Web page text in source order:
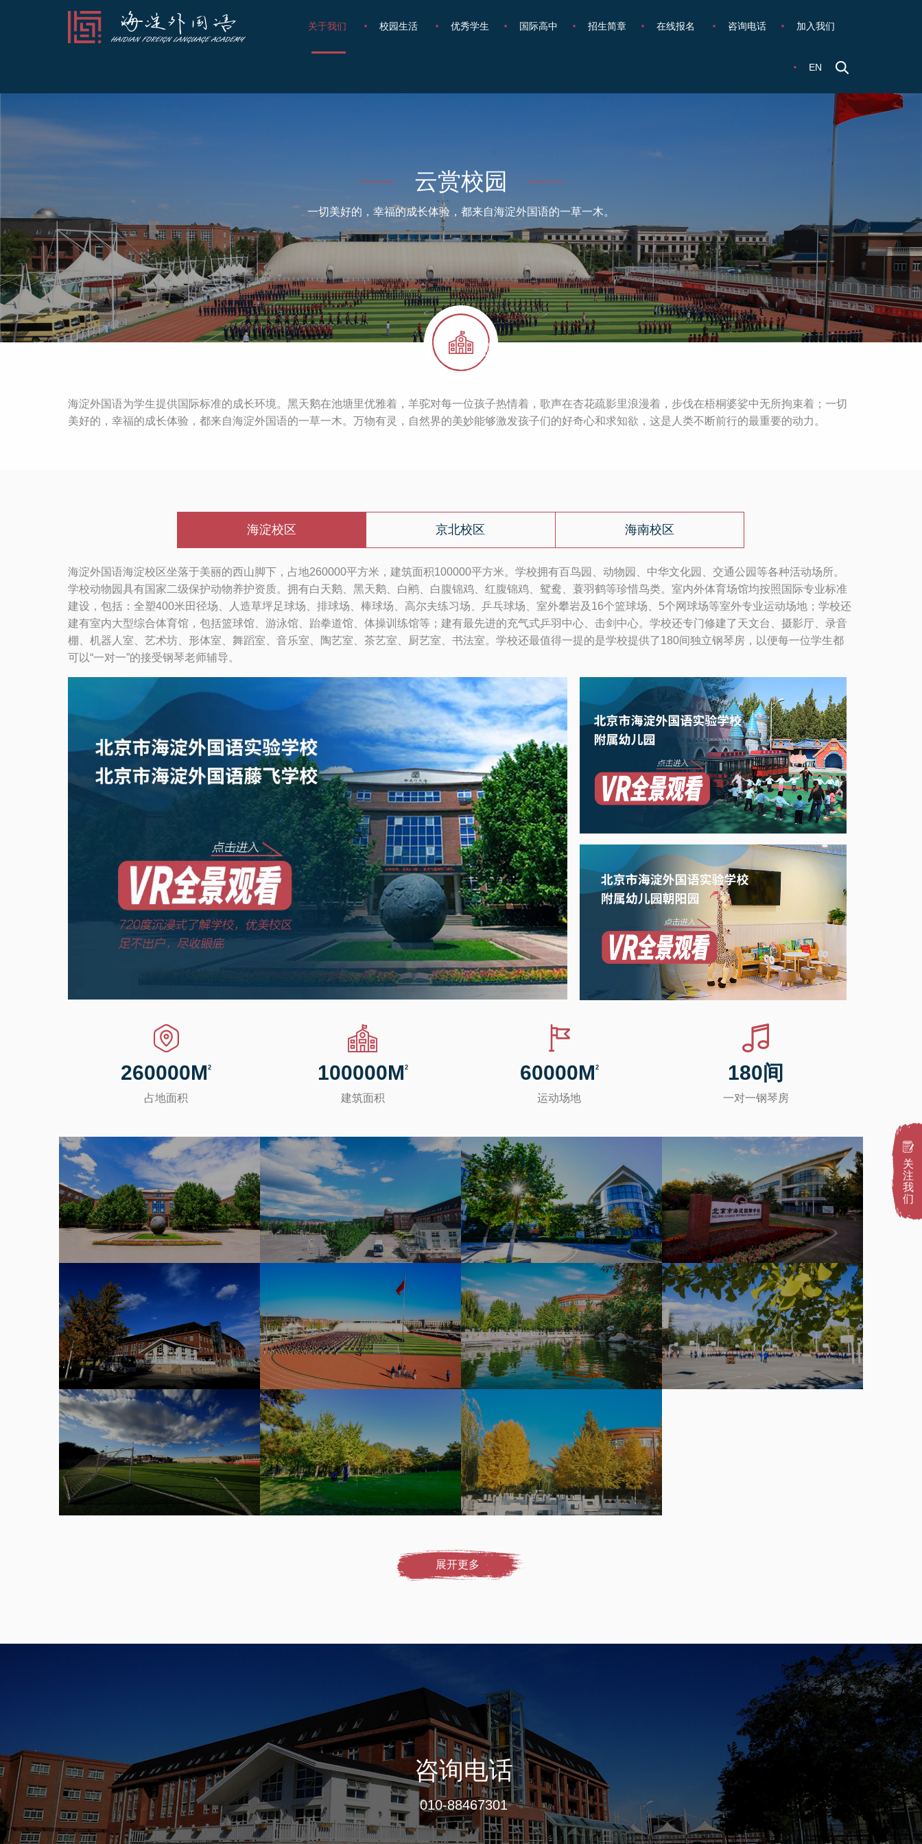
关
注
我
们
关于我们 校园生活 优秀学生 国际高中 招生简章 在线报名 咨询电话 加入我们
EN
云赏校园
一切美好的，幸福的成长体验，都来自海淀外国语的一草一木。
海淀外国语为学生提供国际标准的成长环境。黑天鹅在池塘里优雅着，羊驼对每一位孩子热情着，歌声在杏花疏影里浪漫着，步伐在梧桐婆娑中无所拘束着；一切
美好的，幸福的成长体验，都来自海淀外国语的一草一木。万物有灵，自然界的美妙能够激发孩子们的好奇心和求知欲，这是人类不断前行的最重要的动力。
海淀校区 京北校区 海南校区
海淀外国语海淀校区坐落于美丽的西山脚下，占地260000平方米，建筑面积100000平方米。学校拥有百鸟园、动物园、中华文化园、交通公园等各种活动场所。
学校动物园具有国家二级保护动物养护资质。拥有白天鹅、黑天鹅、白鹇、白腹锦鸡、红腹锦鸡、鸳鸯、蓑羽鹤等珍惜鸟类。室内外体育场馆均按照国际专业标准
建设，包括：全塑400米田径场、人造草坪足球场、排球场、棒球场、高尔夫练习场、乒乓球场、室外攀岩及16个篮球场、5个网球场等室外专业运动场地；学校还
建有室内大型综合体育馆，包括篮球馆、游泳馆、跆拳道馆、体操训练馆等；建有最先进的充气式乒羽中心、击剑中心。学校还专门修建了天文台、摄影厅、录音
棚、机器人室、艺术坊、形体室、舞蹈室、音乐室、陶艺室、茶艺室、厨艺室、书法室。学校还最值得一提的是学校提供了180间独立钢琴房，以便每一位学生都
可以“一对一”的接受钢琴老师辅导。
260000M2
占地面积
100000M 2
建筑面积
60000M 2
运动场地
180间
一对一钢琴房
展开更多
咨询电话
010-88467301